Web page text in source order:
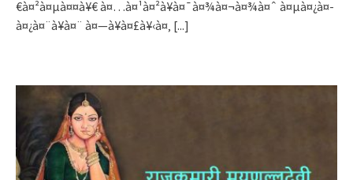
€à¤²à¤µà¤¤à¥€ à¤…à¤¹à¤²à¥à¤¯à¤¾à¤¬à¤¾à¤ˆ à¤µà¤¿à¤­
à¤¿à¤¨à¥à¤¨ à¤—à¥à¤£à¥‹à¤‚ [...]